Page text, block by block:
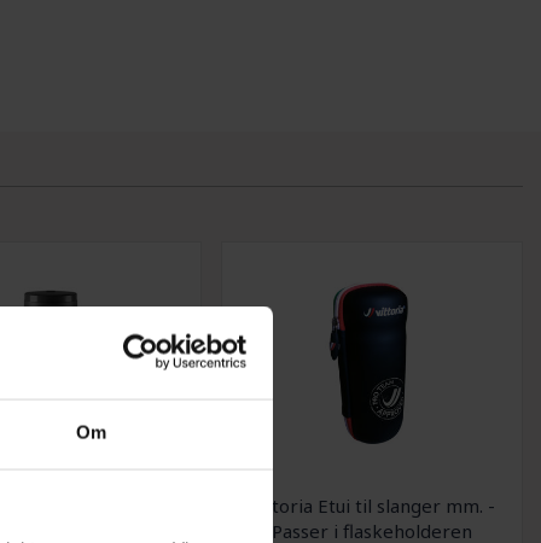
Om
Vittoria Etui til slanger mm. -
Passer i flaskeholderen